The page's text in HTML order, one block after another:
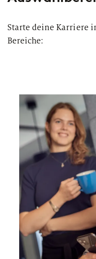
ARTIKEL
Unser
zeb.talents-
Starte deine Karriere
Bereiche: